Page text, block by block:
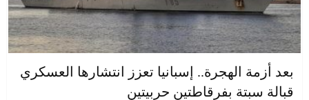
بعد أزمة الهجرة.. إسبانيا تعزز انتشارها العسكري
قبالة سبتة بفرقاطتين حربيتين